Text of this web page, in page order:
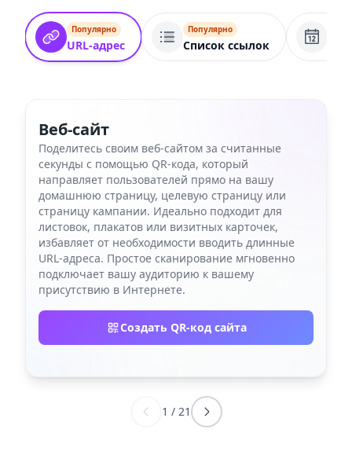
Популярно
URL-адрес
Популярно
Список ссылок
Веб-сайт
Поделитесь своим веб-сайтом за считанные
секунды с помощью QR-кода, который
направляет пользователей прямо на вашу
домашнюю страницу, целевую страницу или
страницу кампании. Идеально подходит для
листовок, плакатов или визитных карточек,
избавляет от необходимости вводить длинные
URL-адреса. Простое сканирование мгновенно
подключает вашу аудиторию к вашему
присутствию в Интернете.
Создать QR-код сайта
1 / 21